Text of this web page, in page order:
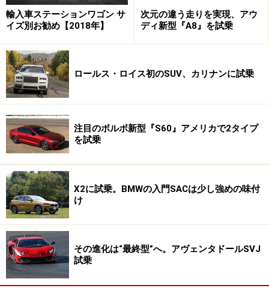
Cの字型のテールランプは、LED。
※記事内容は執筆時点のものです。最新の内容をご確認くださ
い。
1/3 次のページへ
輸入車ステーションワゴン サ
イズ別お勧め【2018年】
次元の違う走りを実現、アウ
ディ新型『A8』を試乗
ロールス・ロイス初のSUV、カリナンに試乗
注目のボルボ新型『S60』アメリカで2タイプ
を試乗
X2に試乗。BMWの入門SACは少し強めの味付
け
その進化は“最終型”へ。アヴェンタドールSVJ
試乗